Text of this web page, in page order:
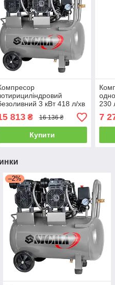
3 кВт 418 л/хв
50 л SIGMA
ДОСТАВКА!
813₴ 16 136 ₴
Купити
230
7
–2%